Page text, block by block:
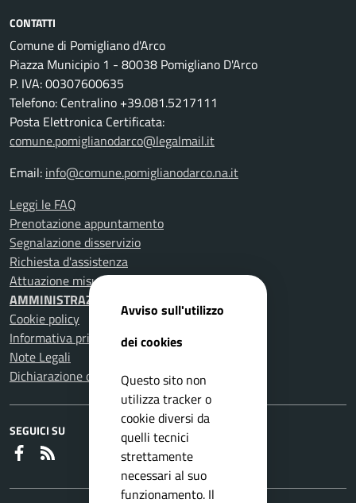
CONTATTI
Comune di Pomigliano d'Arco
Piazza Municipio 1 - 80038 Pomigliano D'Arco
P. IVA: 00307600635
Telefono: Centralino +39.081.5217111
Posta Elettronica Certificata:
comune.pomiglianodarco@legalmail.it
Email: info@comune.pomiglianodarco.na.it
Leggi le FAQ
Prenotazione appuntamento
Segnalazione disservizio
Richiesta d'assistenza
Attuazione misure PNRR
AMMINISTRAZIONE TRASPARENTE
Cookie policy
Informativa privacy
Note Legali
Dichiarazione di accessibilità
SEGUICI SU
Faceboook
Avviso sull'utilizzo
dei cookies
Questo sito non
utilizza tracker o
cookie diversi da
quelli tecnici
strettamente
necessari al suo
funzionamento. Il